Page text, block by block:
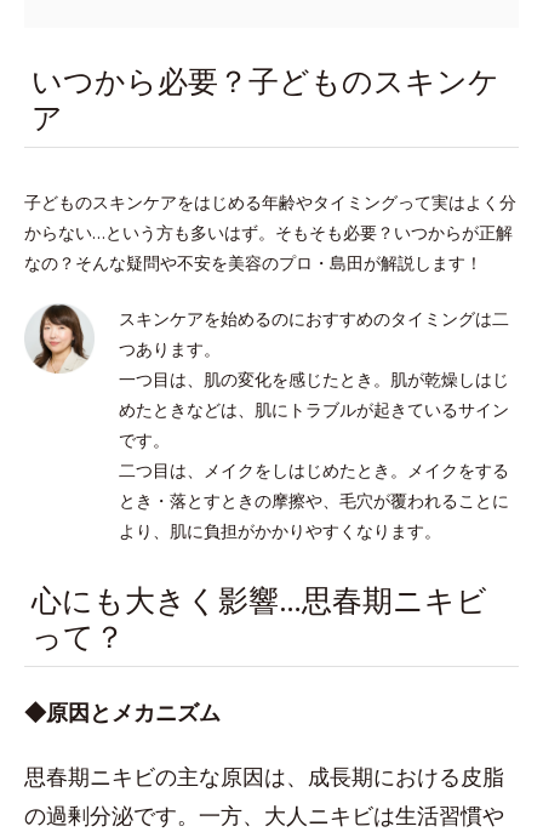
いつから必要？子どものスキンケ
ア
子どものスキンケアをはじめる年齢やタイミングって実はよく分
からない…という方も多いはず。そもそも必要？いつからが正解
なの？そんな疑問や不安を美容のプロ・島田が解説します！
スキンケアを始めるのにおすすめのタイミングは二
つあります。
一つ目は、肌の変化を感じたとき。肌が乾燥しはじ
めたときなどは、肌にトラブルが起きているサイン
です。
二つ目は、メイクをしはじめたとき。メイクをする
とき・落とすときの摩擦や、毛穴が覆われることに
より、肌に負担がかかりやすくなります。
心にも大きく影響…思春期ニキビ
って？
◆原因とメカニズム
思春期ニキビの主な原因は、成長期における皮脂
の過剰分泌です。一方、大人ニキビは生活習慣や